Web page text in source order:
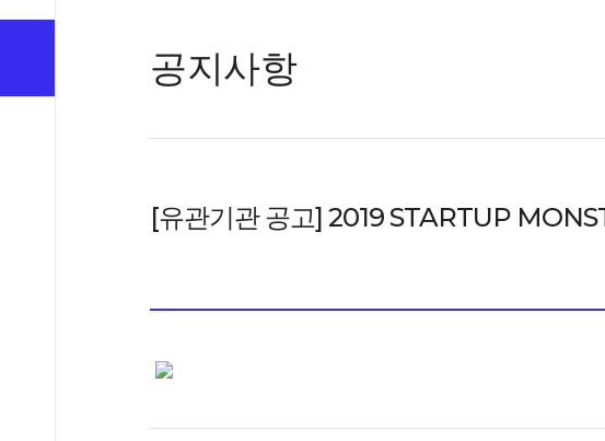
공지사항
[유관기관 공고] 2019 STARTUP